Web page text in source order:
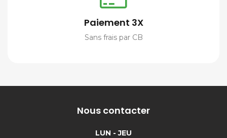
Paiement 3X
Sans frais par CB
Nous contacter
LUN - JEU